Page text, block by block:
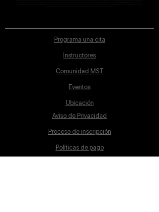
Programa una cita
Instructores
Comunidad MST
Eventos
Ubicación
Aviso de Privacidad
Proceso de inscripción
Políticas de pago